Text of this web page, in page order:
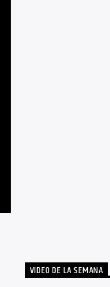
VIDEO DE LA SEMANA